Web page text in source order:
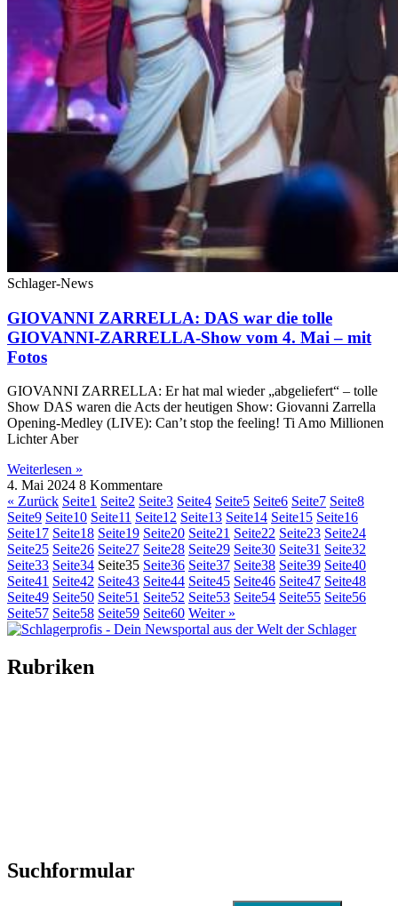
Schlager-News
GIOVANNI ZARRELLA: DAS war die tolle
GIOVANNI-ZARRELLA-Show vom 4. Mai – mit
Fotos
GIOVANNI ZARRELLA: Er hat mal wieder „abgeliefert“ – tolle
Show DAS waren die Acts der heutigen Show: Giovanni Zarrella
Opening-Medley (LIVE): Can’t stop the feeling! Ti Amo Millionen
Lichter Aber
Weiterlesen »
4. Mai 2024 8 Kommentare
« Zurück Seite1 Seite2 Seite3 Seite4 Seite5 Seite6 Seite7 Seite8
Seite9 Seite10 Seite11 Seite12 Seite13 Seite14 Seite15 Seite16
Seite17 Seite18 Seite19 Seite20 Seite21 Seite22 Seite23 Seite24
Seite25 Seite26 Seite27 Seite28 Seite29 Seite30 Seite31 Seite32
Seite33 Seite34 Seite35 Seite36 Seite37 Seite38 Seite39 Seite40
Seite41 Seite42 Seite43 Seite44 Seite45 Seite46 Seite47 Seite48
Seite49 Seite50 Seite51 Seite52 Seite53 Seite54 Seite55 Seite56
Seite57 Seite58 Seite59 Seite60 Weiter »
Rubriken
Suchformular